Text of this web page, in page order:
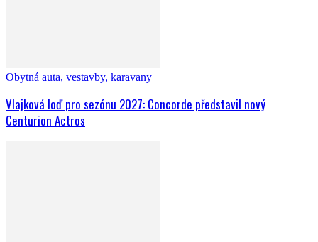
Obytná auta, vestavby, karavany
Vlajková loď pro sezónu 2027: Concorde představil nový
Centurion Actros